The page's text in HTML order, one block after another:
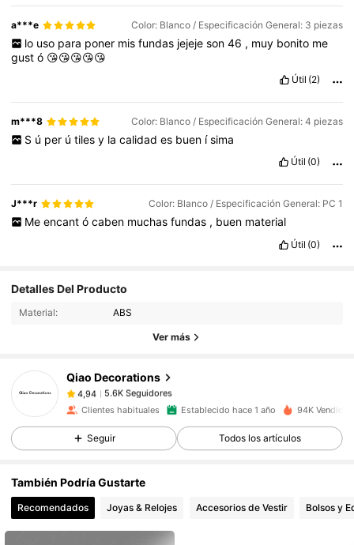
a***e Color: Blanco / Especificación General: 3 piezas
lo uso para poner mis fundas jejeje son 46 , muy bonito me
gustó 😘😘😘😘😘
Útil (2)
m***8 Color: Blanco / Especificación General: 4 piezas
S ú per ú tiles y la calidad es buen ísima
Útil (0)
J***r Color: Blanco / Especificación General: PC 1
Me encant ó caben muchas fundas , buen material
Útil (0)
Detalles Del Producto
Material: ABS
Ver más
Qiao Decorations
4,94 5.6K Seguidores
5.6K Seguidores
4,94 5.6K Seguidores
c***p pagó Hace 1 día
4,94 5.6K Seguidores
4,94
Clientes habituales Establecido hace 1 año 94K Vendido
Seguir Todos los artículos
También Podría Gustarte
Recomendados Joyas & Relojes Accesorios de Vestir Bolsos y